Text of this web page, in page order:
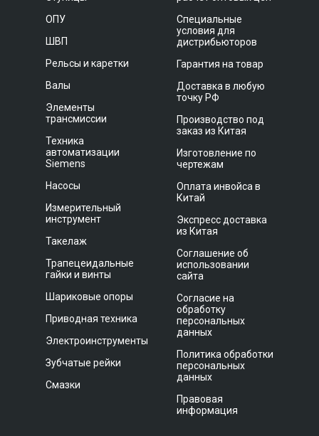
ОПУ
ШВП
Рельсы и каретки
Валы
Элементы
трансмиссии
Техника
автоматизации
Siemens
Насосы
Измерительный
инструмент
Такелаж
Трапецеидальные
гайки и винты
Шариковые опоры
Приводная техника
Электроинструменты
Зубчатые рейки
Смазки
Специальные
условия для
дистрибьюторов
Гарантия на товар
Доставка в любую
точку РФ
Производство под
заказ из Китая
Изготовление по
чертежам
Оплата инвойса в
Китай
Экспресс доставка
из Китая
Соглашение об
использовании
сайта
Согласие на
обработку
персональных
данных
Политика обработки
персональных
данных
Правовая
информация